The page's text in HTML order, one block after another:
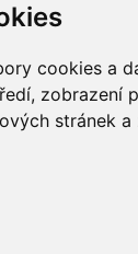
cookies a
zobrazení
stránek
Technologie